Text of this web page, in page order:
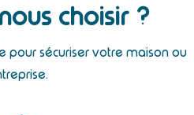
choisir ?
pour sécuriser votre maison ou